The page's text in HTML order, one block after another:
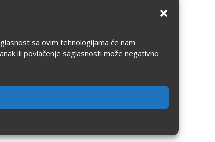
sa ovim tehnologijama će nam
ili povlačenje saglasnosti može negativno